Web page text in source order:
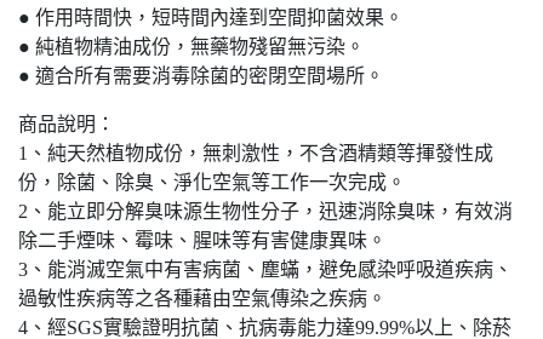
● 作用時間快，短時間內達到空間抑菌效果。
● 純植物精油成份，無藥物殘留無污染。
● 適合所有需要消毒除菌的密閉空間場所。
商品說明：
1、純天然植物成份，無刺激性，不含酒精類等揮發性成
份，除菌、除臭、淨化空氣等工作一次完成。
2、能立即分解臭味源生物性分子，迅速消除臭味，有效消
除二手煙味、霉味、腥味等有害健康異味。
3、能消滅空氣中有害病菌、塵蟎，避免感染呼吸道疾病、
過敏性疾病等之各種藉由空氣傳染之疾病。
4、經SGS實驗證明抗菌、抗病毒能力達99.99%以上、除菸